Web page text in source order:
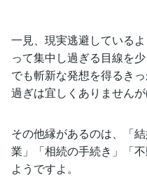
一見、現実逃避している
って集中し過ぎる目線を
でも斬新な発想を得るき
過ぎは宜しくありません
その他縁があるのは、「
業」「相続の手続き」「
ようですよ。